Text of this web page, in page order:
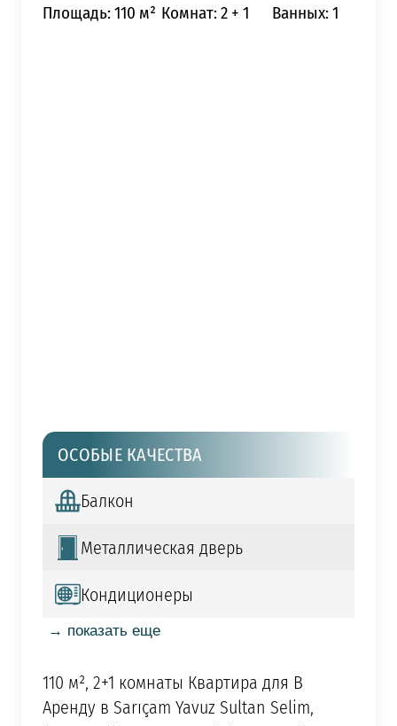
Площадь: 110 м² Комнат: 2 + 1 Ванных: 1
ОСОБЫЕ КАЧЕСТВА
Балкон
Металлическая дверь
Кондиционеры
→ показать еще
110 м², 2+1 комнаты Квартира для В
Аренду в Sarıçam Yavuz Sultan Selim,